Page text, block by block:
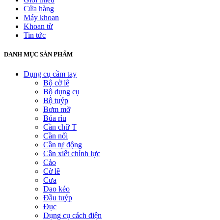
Cửa hàng
Máy khoan
Khoan từ
Tin tức
DANH MỤC SẢN PHẨM
Dụng cụ cầm tay
Bộ cờ lê
Bộ dụng cụ
Bộ tuýp
Bơm mỡ
Búa rìu
Cần chữ T
Cần nối
Cần tự động
Cần xiết chỉnh lực
Cảo
Cờ lê
Cưa
Dao kéo
Đầu tuýp
Đục
Dụng cụ cách điện